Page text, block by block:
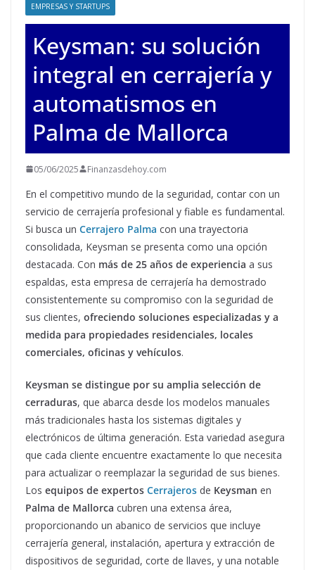
EMPRESAS Y STARTUPS
Keysman: su solución
integral en cerrajería y
automatismos en
Palma de Mallorca
05/06/2025 Finanzasdehoy.com
En el competitivo mundo de la seguridad, contar con un
servicio de cerrajería profesional y fiable es fundamental.
Si busca un Cerrajero Palma con una trayectoria
consolidada, Keysman se presenta como una opción
destacada. Con más de 25 años de experiencia a sus
espaldas, esta empresa de cerrajería ha demostrado
consistentemente su compromiso con la seguridad de
sus clientes, ofreciendo soluciones especializadas y a
medida para propiedades residenciales, locales
comerciales, oficinas y vehículos.
Keysman se distingue por su amplia selección de
cerraduras, que abarca desde los modelos manuales
más tradicionales hasta los sistemas digitales y
electrónicos de última generación. Esta variedad asegura
que cada cliente encuentre exactamente lo que necesita
para actualizar o reemplazar la seguridad de sus bienes.
Los equipos de expertos Cerrajeros de Keysman en
Palma de Mallorca cubren una extensa área,
proporcionando un abanico de servicios que incluye
cerrajería general, instalación, apertura y extracción de
dispositivos de seguridad, corte de llaves, y una notable